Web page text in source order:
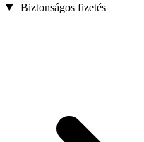
Biztonságos fizetés